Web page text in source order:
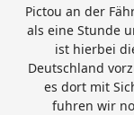
Pictou an der
als eine Stunde
ist hierbei
Deutschland
es dort mit
fuhren wir